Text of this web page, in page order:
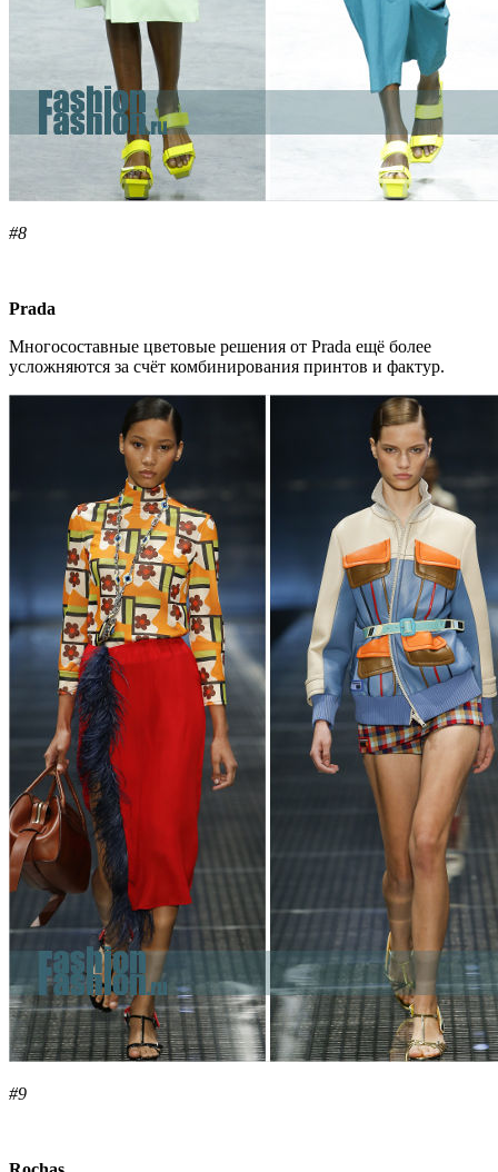
#8
Prada
Многосоставные цветовые решения от Prada ещё более
усложняются за счёт комбинирования принтов и фактур.
#9